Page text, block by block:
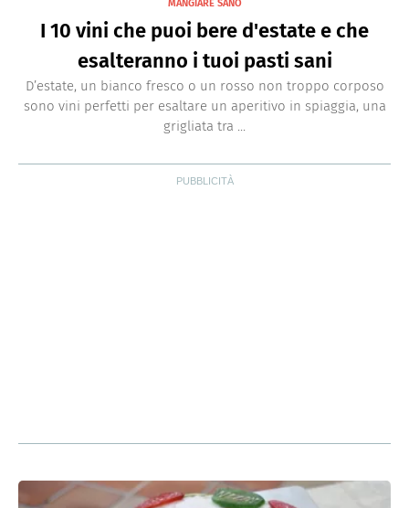
MANGIARE SANO
I 10 vini che puoi bere d'estate e che
esalteranno i tuoi pasti sani
D’estate, un bianco fresco o un rosso non troppo corposo
sono vini perfetti per esaltare un aperitivo in spiaggia, una
grigliata tra ...